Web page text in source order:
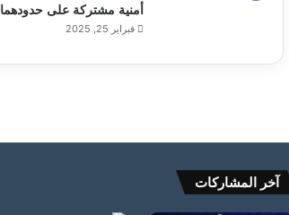
أمنية مشتركة على حدودهما
فبراير 25, 2025
آخر المشاركات